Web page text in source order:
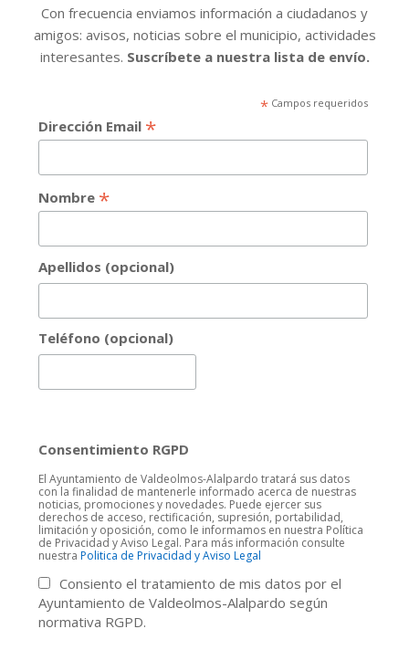
t
o
Con frecuencia enviamos información a ciudadanos y
amigos: avisos, noticias sobre el municipio, actividades
interesantes. Suscríbete a nuestra lista de envío.
*Campos requeridos
Dirección Email *
Nombre *
Apellidos (opcional)
Teléfono (opcional)
Consentimiento RGPD
El Ayuntamiento de Valdeolmos-Alalpardo tratará sus datos
con la finalidad de mantenerle informado acerca de nuestras
noticias, promociones y novedades. Puede ejercer sus
derechos de acceso, rectificación, supresión, portabilidad,
limitación y oposición, como le informamos en nuestra Política
de Privacidad y Aviso Legal. Para más información consulte
nuestra Politica de Privacidad y Aviso Legal
Consiento el tratamiento de mis datos por el
Ayuntamiento de Valdeolmos-Alalpardo según
normativa RGPD.